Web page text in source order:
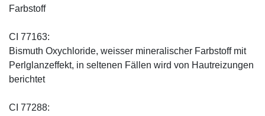
Farbstoff
CI 77163:
Bismuth Oxychloride, weisser mineralischer Farbstoff mit
Perlglanzeffekt, in seltenen Fällen wird von Hautreizungen
berichtet
CI 77288: